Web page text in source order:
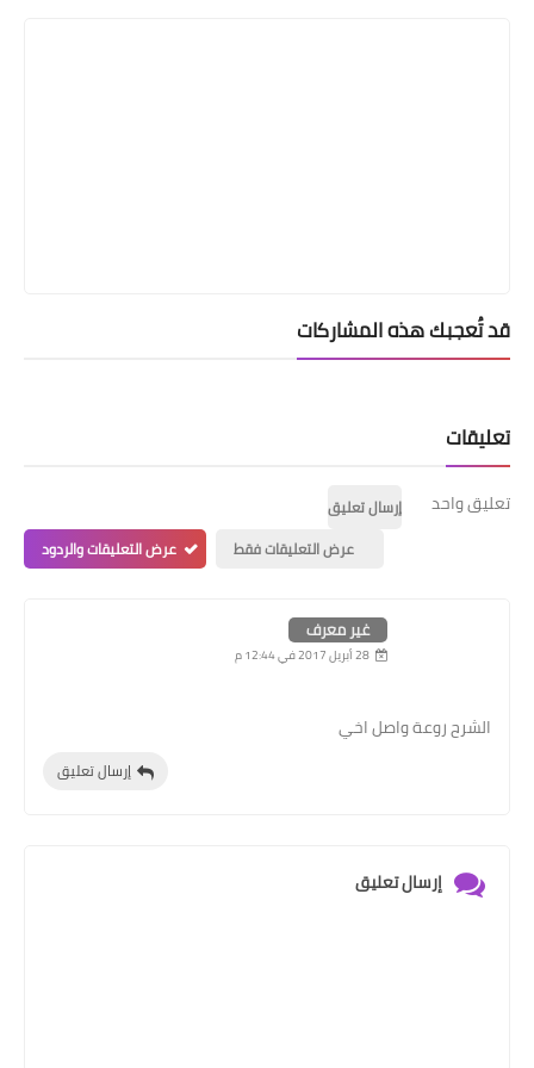
قد تُعجبك هذه المشاركات
تعليقات
تعليق واحد
إرسال تعليق
عرض التعليقات فقط
عرض التعليقات والردود
غير معرف
28 أبريل 2017 في 12:44 م
الشرح روعة واصل اخي
إرسال تعليق
إرسال تعليق